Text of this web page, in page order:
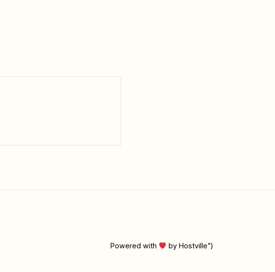
Powered with by Hostville”)